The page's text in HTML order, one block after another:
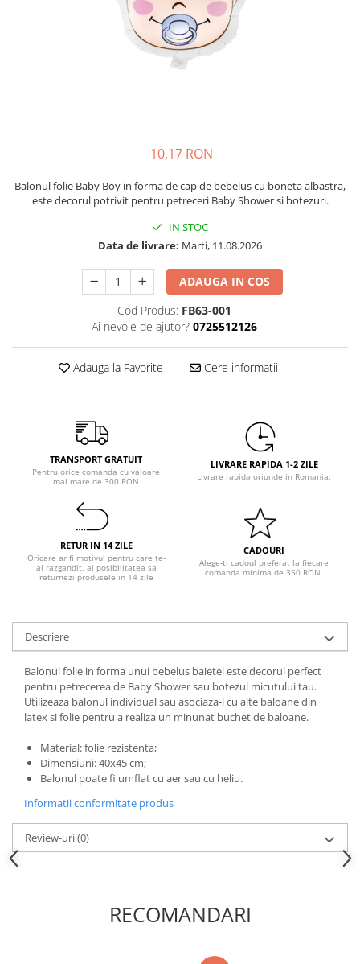
Petrecere LOL Surprise
Petrecere Pisicute
Petrecere Printese Disney
Petrecere Unicorni
Pastel Party
Petrecere Mexicana
Petrecere Tropicala
Summer Party
Petrecere 30 ani
Petrecere 40 Ani
Petrecere 50 ani
Ocazie
Anul Nou
Gender Reveal
Botez
Halloween
Nunta
Paste
Petrecere 1 An
Petrecerea Burlacitelor
Petreceri Aniversare
Valentine's Day
10,17 RON
Balonul folie Baby Boy in forma de cap de bebelus cu boneta albastra,
este decorul potrivit pentru petreceri Baby Shower si botezuri.
IN STOC
Data de livrare: Marti, 11.08.2026
ADAUGA IN COS
Cod Produs: FB63-001
Ai nevoie de ajutor? 0725512126
Adauga la Favorite Cere informatii
TRANSPORT GRATUIT
Pentru orice comanda cu valoare
mai mare de 300 RON
LIVRARE RAPIDA 1-2 ZILE
Livrare rapida oriunde in Romania.
RETUR IN 14 ZILE
Oricare ar fi motivul pentru care te-
ai razgandit, ai posibilitatea sa
returnezi produsele in 14 zile
CADOURI
Alege-ti cadoul preferat la fiecare
comanda minima de 350 RON.
Descriere
Balonul folie in forma unui bebelus baietel este decorul perfect
pentru petrecerea de Baby Shower sau botezul micutului tau.
Utilizeaza balonul individual sau asociaza-l cu alte baloane din
latex si folie pentru a realiza un minunat buchet de baloane.
Material: folie rezistenta;
Dimensiuni: 40x45 cm;
Balonul poate fi umflat cu aer sau cu heliu.
Informatii conformitate produs
Review-uri(0)
RECOMANDARI